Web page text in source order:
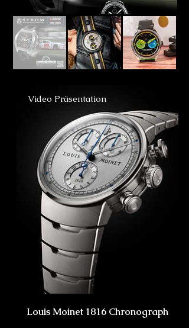
Video Präsentation
Louis Moinet 1816 Chronograph